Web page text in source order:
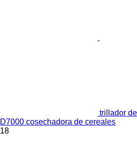
trillador
D7000 cosechadora de cereales
18